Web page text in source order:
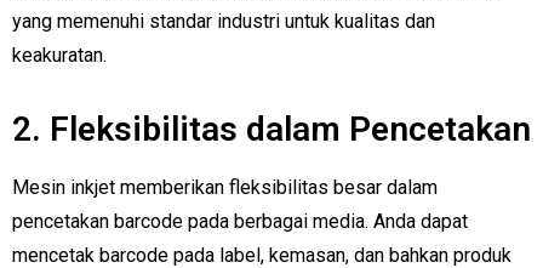
yang memenuhi standar industri untuk kualitas dan
keakuratan.
2. Fleksibilitas dalam Pencetakan
Mesin inkjet memberikan fleksibilitas besar dalam
pencetakan barcode pada berbagai media. Anda dapat
mencetak barcode pada label, kemasan, dan bahkan produk